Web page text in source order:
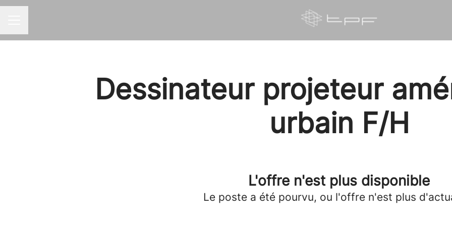
Dessinateur projeteur
urbain F/H
L'offre n'est plus disponible
Le poste a été pourvu, ou l'offre n'est plus